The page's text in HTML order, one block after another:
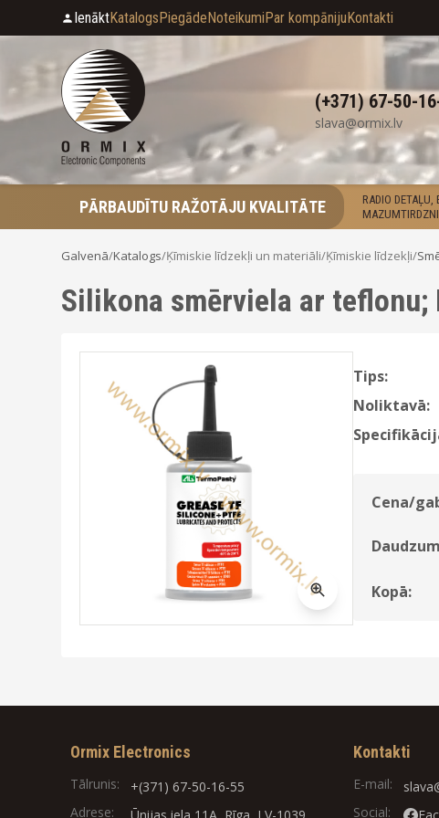
IenāktKatalogsPiegādeNoteikumiPar kompānijuKontakti
(+371) 67-50-
slava@ormix.lv
PĀRBAUDĪTU RAŽOTĀJU KVALITĀTE
RADIO
Galvenā/Katalogs/Ķīmiskie līdzekļi un materiāli/Ķīmiskie līdzekļi/
Silikona smērviela ar teflonu;
Tips:
Noliktavā:
Cena/
Kopā:
Ormix Electronics
Tālrunis:
+(371) 67-50-16-55
Adrese:
Kontakti
E-mail:
Social: